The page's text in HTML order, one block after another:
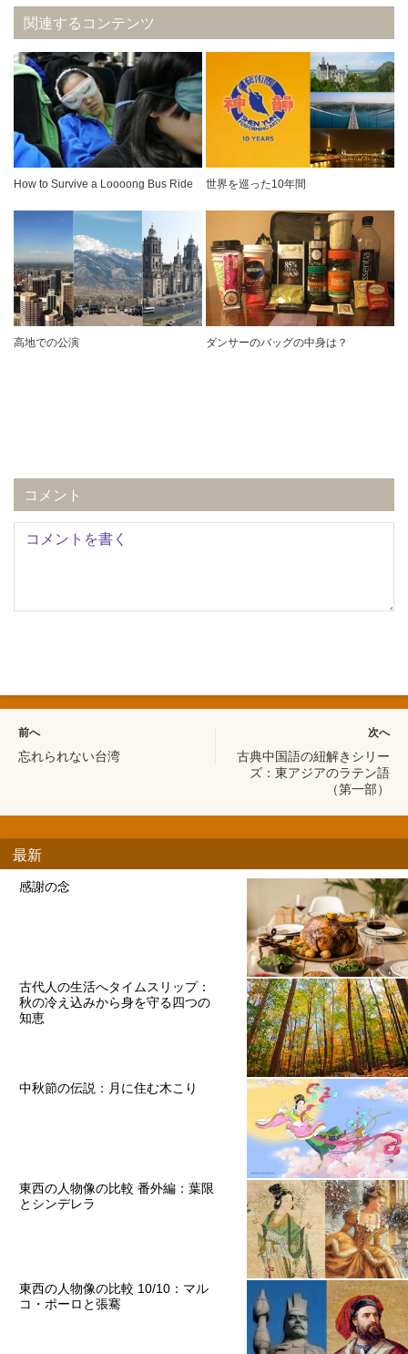
関連するコンテンツ
How to Survive a Loooong Bus Ride 世界を巡った10年間
高地での公演 ダンサーのバッグの中身は？
コメント
前へ
忘れられない台湾
次へ
古典中国語の紐解きシリー
ズ：東アジアのラテン語
（第一部）
最新
感謝の念
古代人の生活へタイムスリップ：
秋の冷え込みから身を守る四つの
知恵
中秋節の伝説：月に住む木こり
東西の人物像の比較 番外編：葉限
とシンデレラ
東西の人物像の比較 10/10：マル
コ・ポーロと張騫